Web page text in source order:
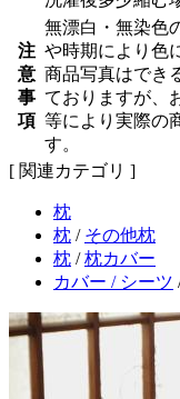
注
意
事
項
無漂白・無染色
や時期により色
商品写真はでき
ておりますが、
等により実際の
す。
[ 関連カテゴリ ]
枕
枕 / その他枕
枕 /枕カバー
カバー / シーツ